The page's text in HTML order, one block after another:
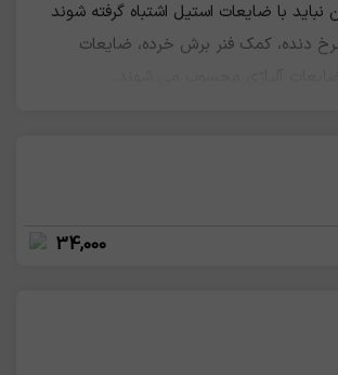
با ضایعات استیل اشتباه گرفته شوند
دنده، کمک فنر برش خرده، ضایعات
34,000